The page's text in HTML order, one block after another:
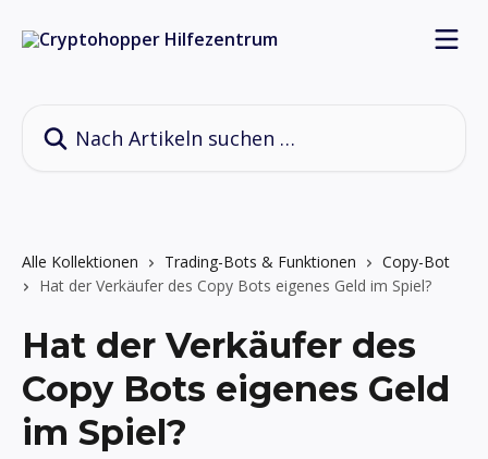
Alle Kollektionen Trading-Bots & Funktionen
Copy-Bot
Hat der Verkäufer des Copy Bots eigenes Geld im Spiel?
Hat der Verkäufer des
Copy Bots eigenes Geld
im Spiel?